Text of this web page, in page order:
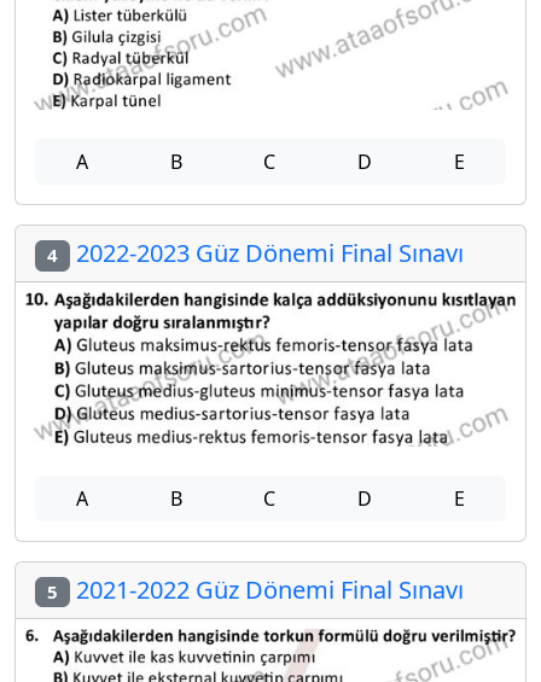
A B C D E
4 2022-2023 Güz Dönemi Final Sınavı
A B C D E
5 2021-2022 Güz Dönemi Final Sınavı